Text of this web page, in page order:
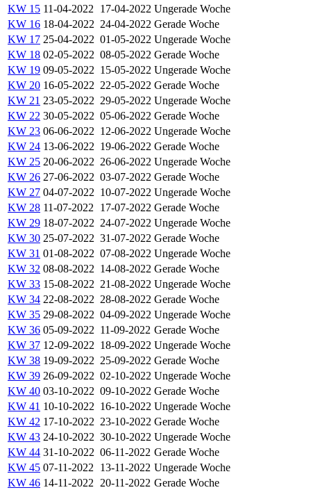
KW 15 11-04-2022 17-04-2022 Ungerade Woche
KW 16 18-04-2022 24-04-2022 Gerade Woche
KW 17 25-04-2022 01-05-2022 Ungerade Woche
KW 18 02-05-2022 08-05-2022 Gerade Woche
KW 19 09-05-2022 15-05-2022 Ungerade Woche
KW 20 16-05-2022 22-05-2022 Gerade Woche
KW 21 23-05-2022 29-05-2022 Ungerade Woche
KW 22 30-05-2022 05-06-2022 Gerade Woche
KW 23 06-06-2022 12-06-2022 Ungerade Woche
KW 24 13-06-2022 19-06-2022 Gerade Woche
KW 25 20-06-2022 26-06-2022 Ungerade Woche
KW 26 27-06-2022 03-07-2022 Gerade Woche
KW 27 04-07-2022 10-07-2022 Ungerade Woche
KW 28 11-07-2022 17-07-2022 Gerade Woche
KW 29 18-07-2022 24-07-2022 Ungerade Woche
KW 30 25-07-2022 31-07-2022 Gerade Woche
KW 31 01-08-2022 07-08-2022 Ungerade Woche
KW 32 08-08-2022 14-08-2022 Gerade Woche
KW 33 15-08-2022 21-08-2022 Ungerade Woche
KW 34 22-08-2022 28-08-2022 Gerade Woche
KW 35 29-08-2022 04-09-2022 Ungerade Woche
KW 36 05-09-2022 11-09-2022 Gerade Woche
KW 37 12-09-2022 18-09-2022 Ungerade Woche
KW 38 19-09-2022 25-09-2022 Gerade Woche
KW 39 26-09-2022 02-10-2022 Ungerade Woche
KW 40 03-10-2022 09-10-2022 Gerade Woche
KW 41 10-10-2022 16-10-2022 Ungerade Woche
KW 42 17-10-2022 23-10-2022 Gerade Woche
KW 43 24-10-2022 30-10-2022 Ungerade Woche
KW 44 31-10-2022 06-11-2022 Gerade Woche
KW 45 07-11-2022 13-11-2022 Ungerade Woche
KW 46 14-11-2022 20-11-2022 Gerade Woche